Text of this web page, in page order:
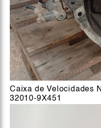
Caixa de Velocidades
32010-9X451